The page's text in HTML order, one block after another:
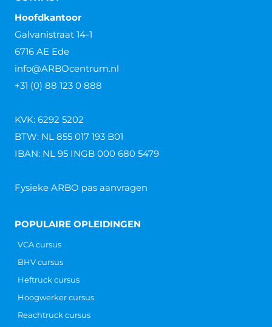
Hoofdkantoor
Galvanistraat 14-1
6716 AE Ede
info@ARBOcentrum.nl
+31 (0) 88 123 0 888
KVK: 6292 5202
BTW: NL 855 017 193 B01
IBAN: NL 95 INGB 000 680 5479
Fysieke ARBO pas aanvragen
POPULAIRE OPLEIDINGEN
VCA cursus
BHV cursus
Heftruck cursus
Hoogwerker cursus
Reachtruck cursus